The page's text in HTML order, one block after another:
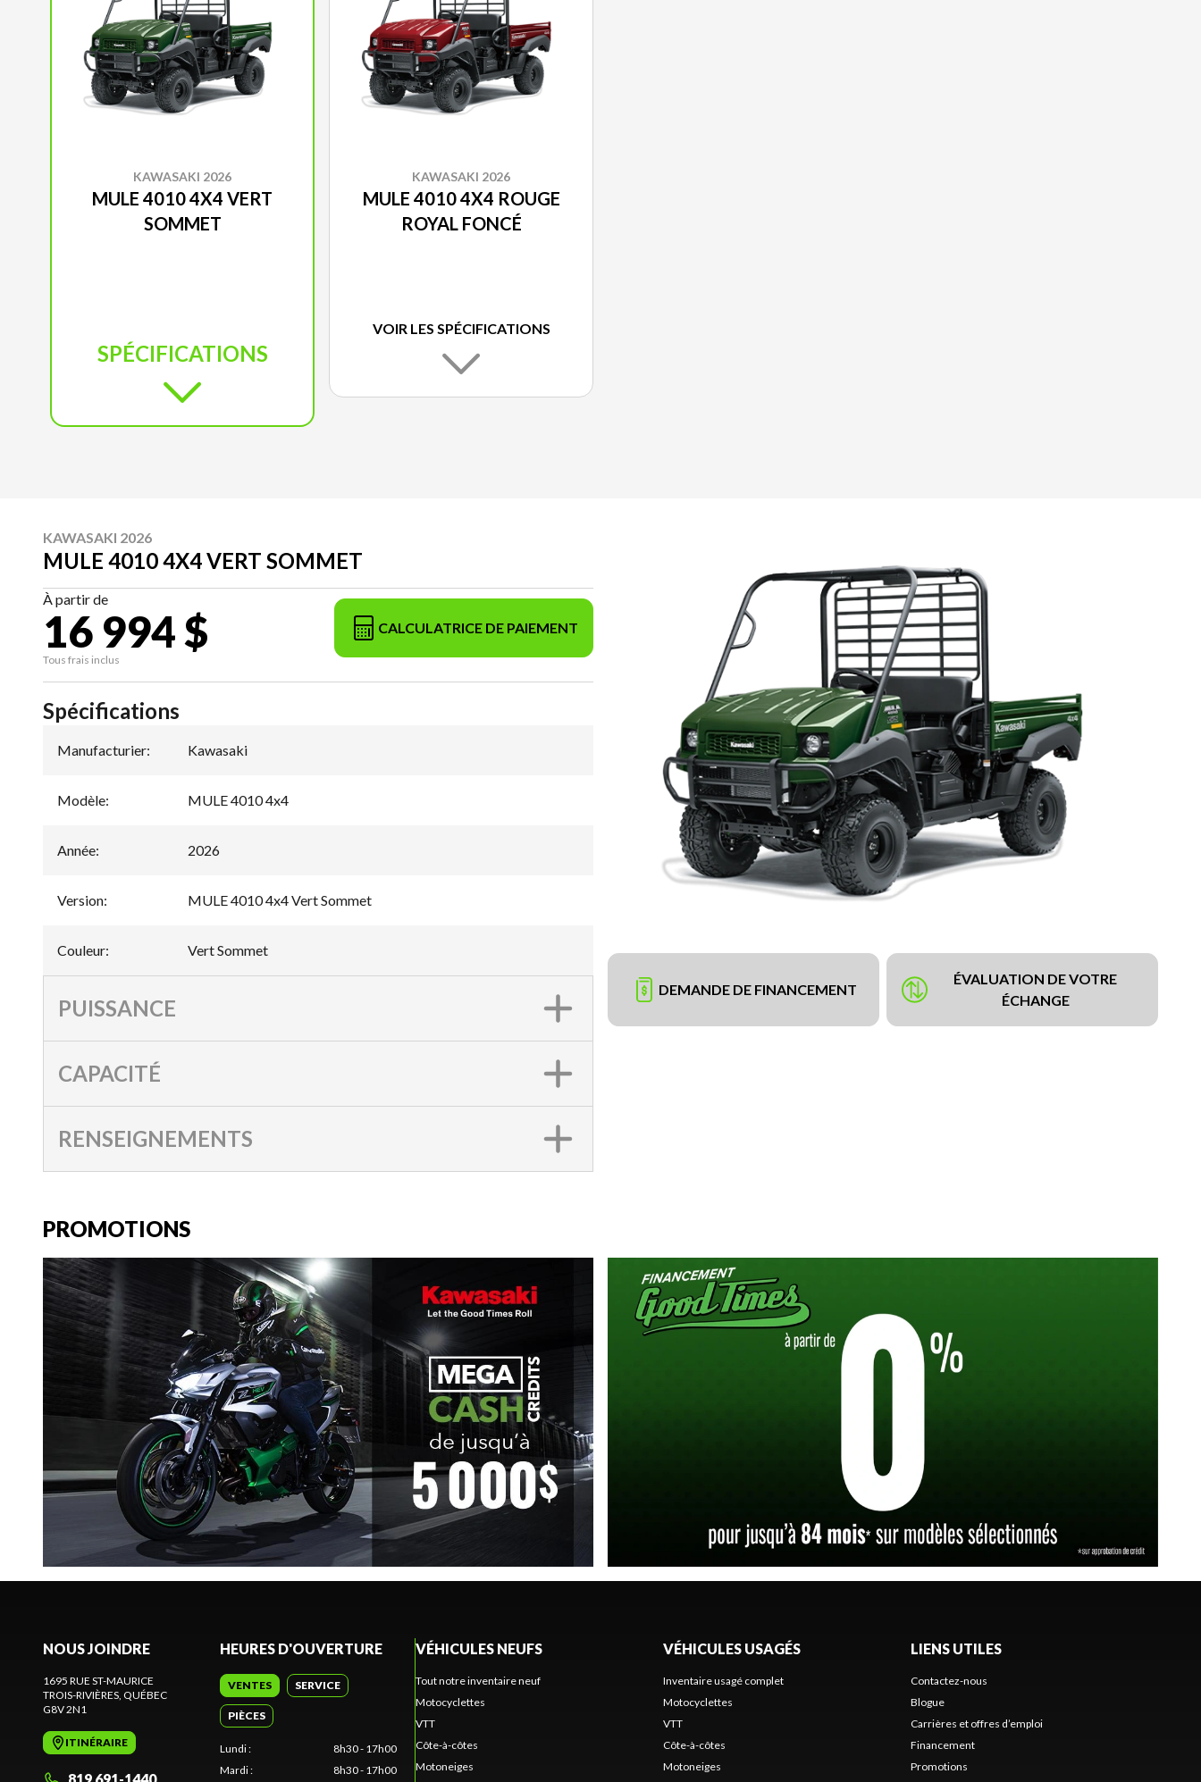
KAWASAKI 2026
MULE 4010 4X4 VERT
SOMMET
SPÉCIFICATIONS
KAWASAKI 2026
MULE 4010 4X4 ROUGE
ROYAL FONCÉ
VOIR LES SPÉCIFICATIONS
KAWASAKI 2026
MULE 4010 4X4 VERT SOMMET
À partir de
16 994 $
Tous frais inclus
CALCULATRICE DE PAIEMENT
DEMANDE DE FINANCEMENT
ÉVALUATION DE VOTRE
ÉCHANGE
Spécifications
Manufacturier: Kawasaki
Modèle: MULE 4010 4x4
Année: 2026
Version: MULE 4010 4x4 Vert Sommet
Couleur: Vert Sommet
PUISSANCE
CAPACITÉ
RENSEIGNEMENTS
PROMOTIONS
NOUS JOINDRE
1695 RUE ST-MAURICE
TROIS-RIVIÈRES, QUÉBEC
G8V 2N1
ITINÉRAIRE
HEURES D'OUVERTURE
VENTES SERVICE
PIÈCES
Lundi:
8h30 - 17h00
Mardi: 8h30 - 17h00
VÉHICULES NEUFS
Tout notre inventaire neuf
Motocyclettes
VTT
Côte-à-côtes
Motoneiges
VÉHICULES USAGÉS
Inventaire usagé complet
Motocyclettes
VTT
Côte-à-côtes
Motoneiges
LIENS UTILES
Contactez-nous
Blogue
Carrières et offres d’emploi
Financement
Promotions